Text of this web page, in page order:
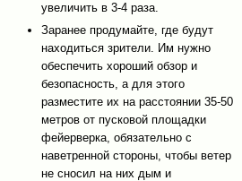
увеличить в 3-4 раза.
Заранее продумайте, где будут
находиться зрители. Им нужно
обеспечить хороший обзор и
безопасность, а для этого
разместите их на расстоянии 35-50
метров от пусковой площадки
фейерверка, обязательно с
наветренной стороны, чтобы ветер
не сносил на них дым и